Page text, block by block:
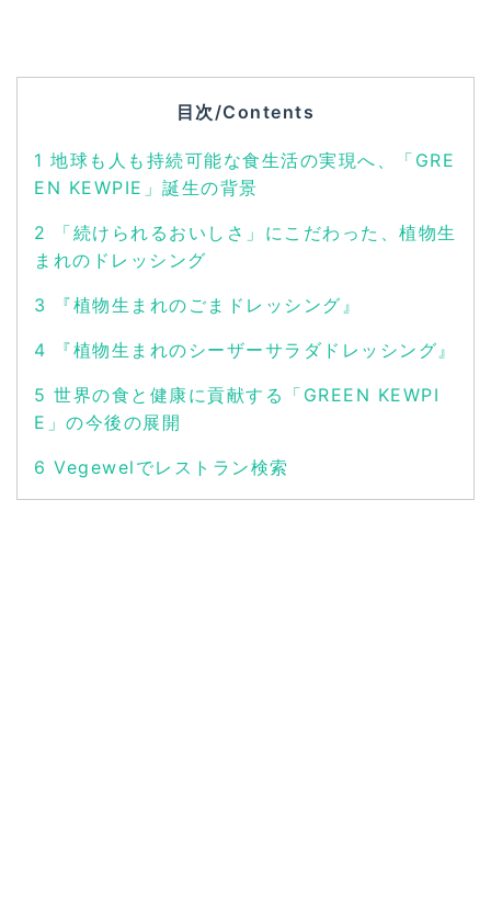
目次/Contents
1 地球も人も持続可能な食生活の実現へ、「GRE
EN KEWPIE」誕生の背景
2
「続けられるおいしさ」にこだわった、植物生
まれのドレッシング
3 『植物生まれのごまドレッシング』
4 『植物生まれのシーザーサラダドレッシング』
5 世界の食と健康に貢献する「GREEN KEWPI
E」の今後の展開
6 Vegewelでレストラン検索